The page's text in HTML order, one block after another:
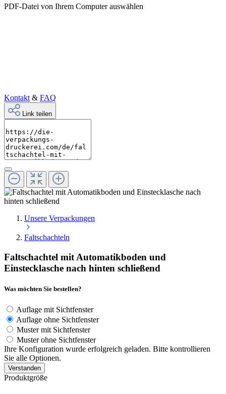
PDF-Datei von Ihrem Computer auswählen
Kontakt & FAQ
Link teilen
Unsere Verpackungen
Faltschachteln
Faltschachtel mit Automatikboden und
Einstecklasche nach hinten schließend
Was möchten Sie bestellen?
Auflage mit Sichtfenster
Auflage ohne Sichtfenster
Muster mit Sichtfenster
Muster ohne Sichtfenster
Ihre Konfiguration wurde erfolgreich geladen. Bitte kontrollieren
Sie alle Optionen.
Verstanden
Produktgröße